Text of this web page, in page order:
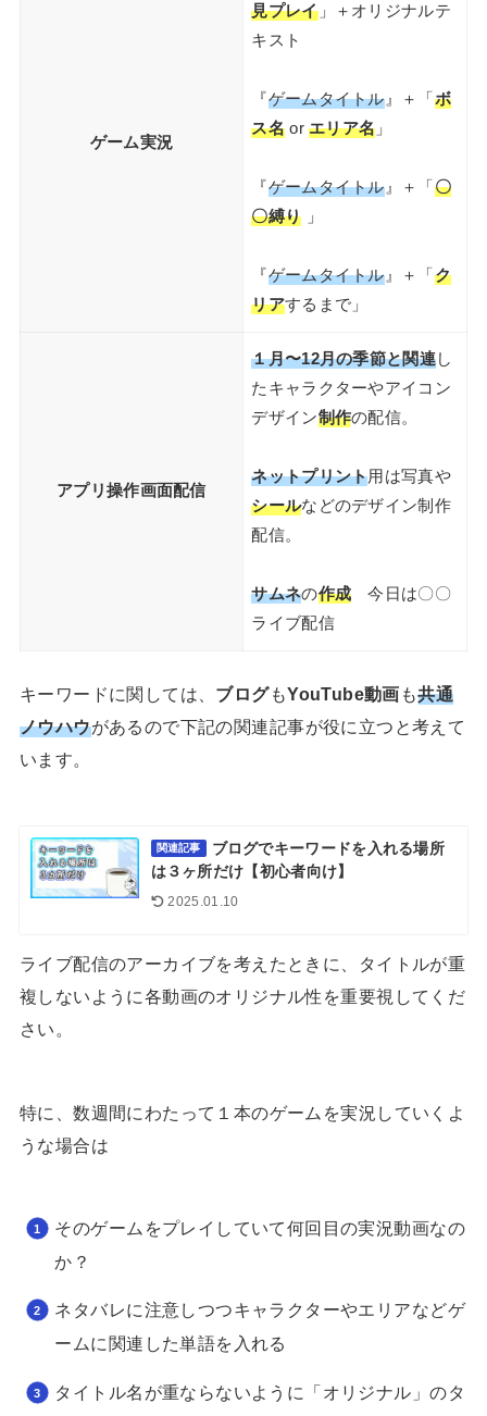
ゲーム実況
見プレイ」＋オリジナルテ
キスト
『ゲームタイトル』＋「 ボ
ス名orエリア名 」
『ゲームタイトル』＋「 〇
〇縛り 」
『ゲームタイトル』＋「 ク
リアするまで」
アプリ操作画面配信
１月〜12月の季節と関連し
たキャラクターやアイコン
デザイン制作の配信。
ネットプリント用は写真や
シールなどのデザイン制作
配信。
サムネの作成 今日は〇〇
ライブ配信
キーワードに関しては、 ブログもYouTube動画 も共通
ノウハウがあるので下記の関連記事が役に立つと考えて
います。
関連記事
ブログでキーワードを入れる場所
は３ヶ所だけ【初心者向け】
2025.01.10
ライブ配信のアーカイブを考えたときに、タイトルが重
複しないように各動画のオリジナル性を重要視してくだ
さい。
特に、数週間にわたって１本のゲームを実況していくよ
うな場合は
そのゲームをプレイしていて何回目の実況動画なの
か？
ネタバレに注意しつつキャラクターやエリアなどゲ
ームに関連した単語を入れる
タイトル名が重ならないように「オリジナル」のタ